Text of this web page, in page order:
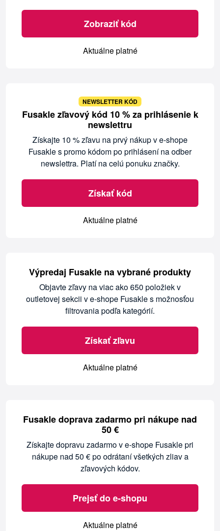
Zobraziť kód
Aktuálne platné
NEWSLETTER KÓD
Fusakle zľavový kód 10 % za prihlásenie k
newslettru
Získajte 10 % zľavu na prvý nákup v e-shope
Fusakle s promo kódom po prihlásení na odber
newslettra. Platí na celú ponuku značky.
Získať kód
Aktuálne platné
Výpredaj Fusakle na vybrané produkty
Objavte zľavy na viac ako 650 položiek v
outletovej sekcii v e-shope Fusakle s možnosťou
filtrovania podľa kategórií.
Získať zľavu
Aktuálne platné
Fusakle doprava zadarmo pri nákupe nad
50 €
Získajte dopravu zadarmo v e-shope Fusakle pri
nákupe nad 50 € po odrátaní všetkých zliav a
zľavových kódov.
Prejsť do e-shopu
Aktuálne platné